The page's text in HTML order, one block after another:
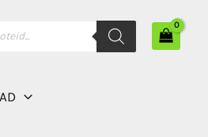
Onion